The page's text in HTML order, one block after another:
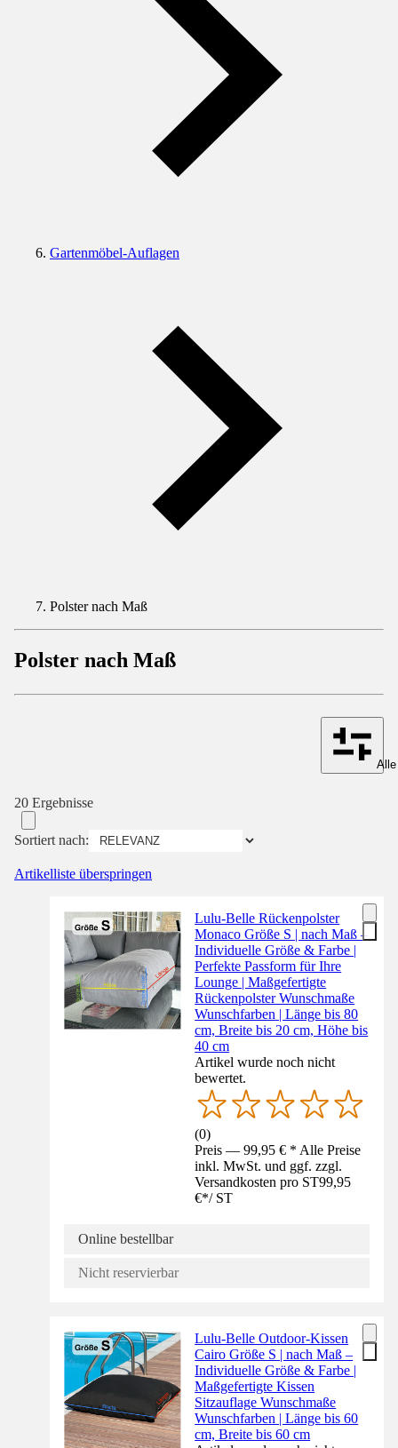
Gartenmöbel-Auflagen
Polster nach Maß
Polster nach Maß
20 Ergebnisse
Sortiert nach:
Artikelliste überspringen
Lulu-Belle Rückenpolster
Monaco Größe S | nach Maß –
Individuelle Größe & Farbe |
Perfekte Passform für Ihre
Lounge | Maßgefertigte
Rückenpolster Wunschmaße
Wunschfarben | Länge bis 80
cm, Breite bis 20 cm, Höhe bis
40 cm
Artikel wurde noch nicht
bewertet.
(0)
Preis — 99,95 € * Alle Preise
inkl. MwSt. und ggf. zzgl.
Versandkosten pro ST99,95
€*/ ST
Online bestellbar
Nicht reservierbar
Lulu-Belle Outdoor-Kissen
Cairo Größe S | nach Maß –
Individuelle Größe & Farbe |
Maßgefertigte Kissen
Sitzauflage Wunschmaße
Wunschfarben | Länge bis 60
cm, Breite bis 60 cm